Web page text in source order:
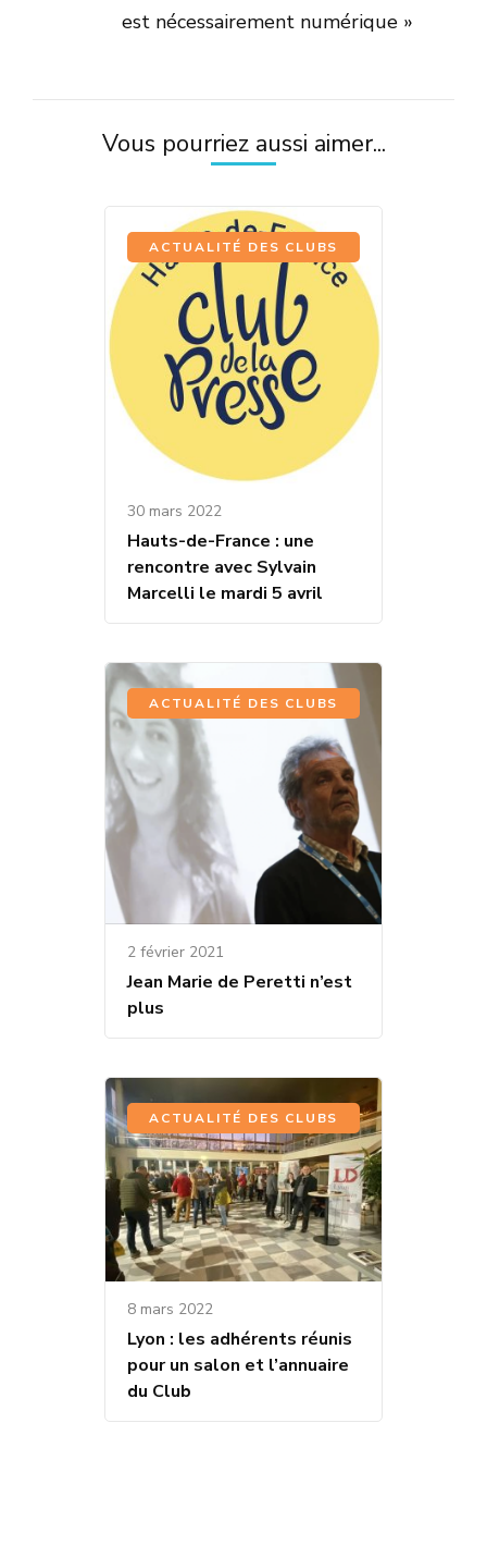
est nécessairement numérique »
Vous pourriez aussi aimer...
ACTUALITÉ DES CLUBS
30 mars 2022
Hauts-de-France : une
rencontre avec Sylvain
Marcelli le mardi 5 avril
ACTUALITÉ DES CLUBS
2 février 2021
Jean Marie de Peretti n’est
plus
ACTUALITÉ DES CLUBS
8 mars 2022
Lyon : les adhérents réunis
pour un salon et l’annuaire
du Club